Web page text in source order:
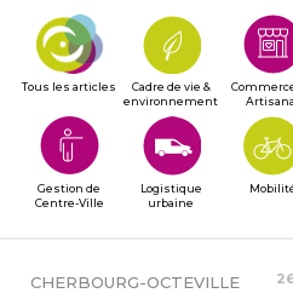
Tous les articles
Cadre de vie &
environnement
Gestion de
Centre-Ville
Logistique
urbaine
CHERBOURG-OCTEVILLE